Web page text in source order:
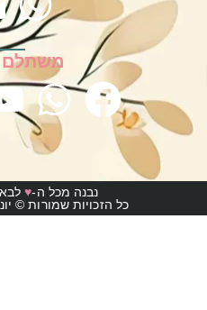
משתלם
נבנה מכל ה-♥
כל הזכויות שמורות ©